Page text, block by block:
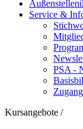
Service &
PSA -
Kursangebote /